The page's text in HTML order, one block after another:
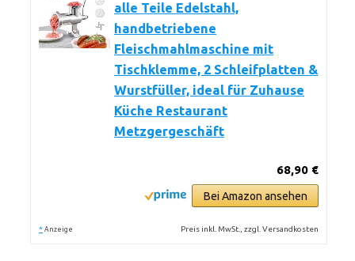
alle Teile Edelstahl,
handbetriebene
Fleischmahlmaschine mit
Tischklemme, 2 Schleifplatten &
Wurstfüller, ideal für Zuhause
Küche Restaurant
Metzgergeschäft
68,90 €
Bei Amazon ansehen
* Anzeige Preis inkl. MwSt., zzgl. Versandkosten